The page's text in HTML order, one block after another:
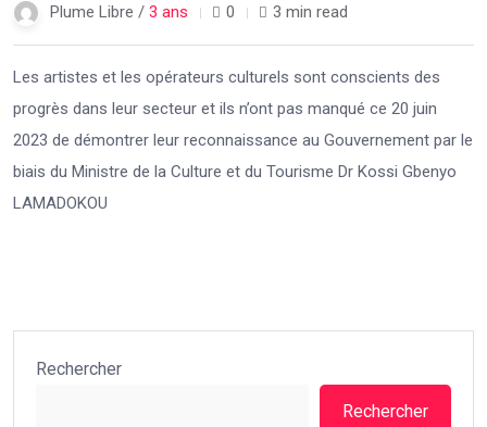
Plume Libre / 3 ans 0 3 min read
Les artistes et les opérateurs culturels sont conscients des
progrès dans leur secteur et ils n’ont pas manqué ce 20 juin
2023 de démontrer leur reconnaissance au Gouvernement par le
biais du Ministre de la Culture et du Tourisme Dr Kossi Gbenyo
LAMADOKOU
Rechercher
Rechercher